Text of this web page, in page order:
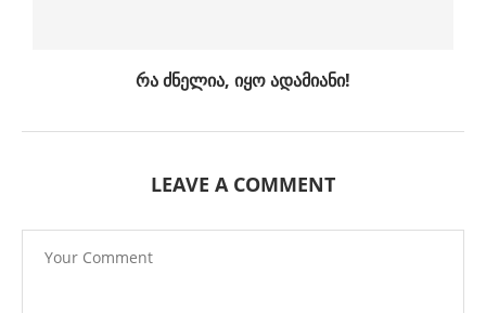
რა ძნელია, იყო ადამიანი!
LEAVE A COMMENT